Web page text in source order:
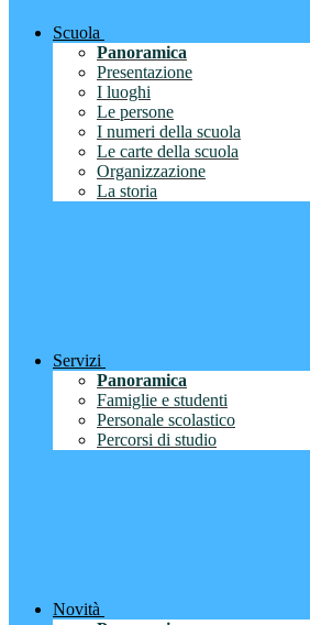
Scuola
Panoramica
Presentazione
I luoghi
Le persone
I numeri della scuola
Le carte della scuola
Organizzazione
La storia
Servizi
Panoramica
Famiglie e studenti
Personale scolastico
Percorsi di studio
Novità